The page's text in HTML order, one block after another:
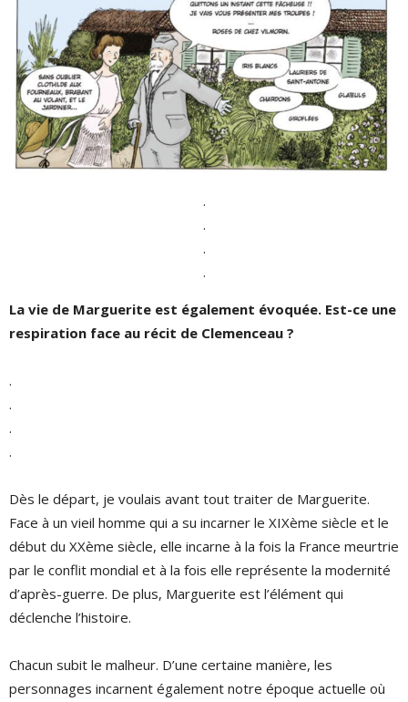
.
.
.
.
La vie de Marguerite est également évoquée. Est-ce une
respiration face au récit de Clemenceau ?
.
.
.
.
Dès le départ, je voulais avant tout traiter de Marguerite.
Face à un vieil homme qui a su incarner le XIXème siècle et le
début du XXème siècle, elle incarne à la fois la France meurtrie
par le conflit mondial et à la fois elle représente la modernité
d’après-guerre. De plus, Marguerite est l’élément qui
déclenche l’histoire.
Chacun subit le malheur. D’une certaine manière, les
personnages incarnent également notre époque actuelle où